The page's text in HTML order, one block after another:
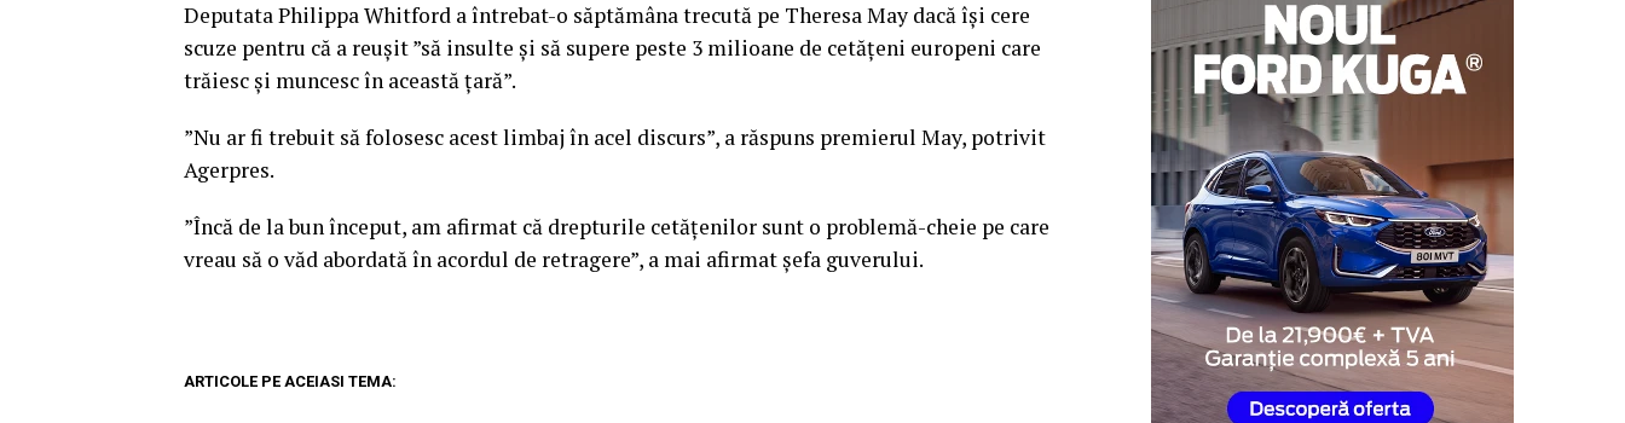
Deputata Philippa Whitford a întrebat-o săptămâna trecută pe Theresa May dacă îşi cere
scuze pentru că a reuşit ”să insulte şi să supere peste 3 milioane de cetăţeni europeni care
trăiesc şi muncesc în această ţară”.
”Nu ar fi trebuit să folosesc acest limbaj în acel discurs”, a răspuns premierul May, potrivit
Agerpres.
”Încă de la bun început, am afirmat că drepturile cetăţenilor sunt o problemă-cheie pe care
vreau să o văd abordată în acordul de retragere”, a mai afirmat şefa guverului.
ARTICOLE PE ACEIASI TEMA: